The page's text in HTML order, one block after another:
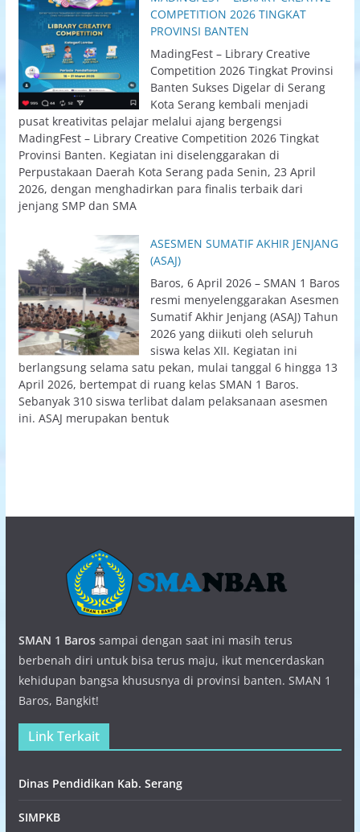
COMPETITION 2026 TINGKAT
PROVINSI BANTEN
MadingFest – Library Creative
Competition 2026 Tingkat Provinsi
Banten Sukses Digelar di Serang
Kota Serang kembali menjadi
pusat kreativitas pelajar melalui ajang bergengsi
MadingFest – Library Creative Competition 2026 Tingkat
Provinsi Banten. Kegiatan ini diselenggarakan di
Perpustakaan Daerah Kota Serang pada Senin, 23 April
2026, dengan menghadirkan para finalis terbaik dari
jenjang SMP dan SMA
ASESMEN SUMATIF AKHIR JENJANG
(ASAJ)
Baros, 6 April 2026 – SMAN 1 Baros
resmi menyelenggarakan Asesmen
Sumatif Akhir Jenjang (ASAJ) Tahun
2026 yang diikuti oleh seluruh
siswa kelas XII. Kegiatan ini
berlangsung selama satu pekan, mulai tanggal 6 hingga 13
April 2026, bertempat di ruang kelas SMAN 1 Baros.
Sebanyak 310 siswa terlibat dalam pelaksanaan asesmen
ini. ASAJ merupakan bentuk
SMAN 1 Barossampai dengan saat ini masih terus
berbenah diri untuk bisa terus maju, ikut mencerdaskan
kehidupan bangsa khususnya di provinsi banten. SMAN 1
Baros, Bangkit!
Link Terkait
Dinas Pendidikan Kab. Serang
SIMPKB